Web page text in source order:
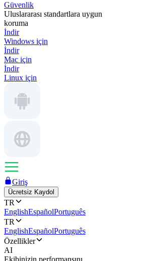
Güvenlik
Uluslararası standartlara uygun
koruma
İndir
Windows için
İndir
Mac için
İndir
Linux için
Giriş
Ücretsiz Kaydol
TR
EnglishEspañolPortuguês
TR
EnglishEspañolPortuguês
Özellikler
AI
Ekibinizin performansını